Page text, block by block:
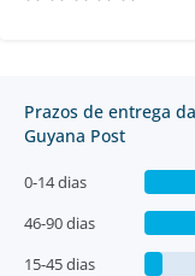
Prazos de entrega
Guyana Post
0-14 dias
46-90 dias
15-45 dias